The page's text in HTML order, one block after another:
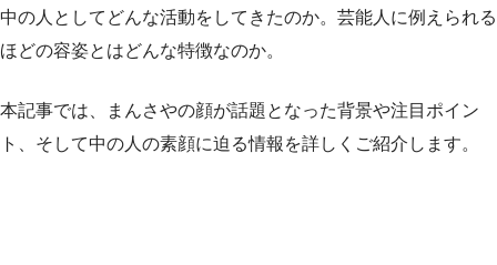
中の人としてどんな活動をしてきたのか。芸能人に例えられる
ほどの容姿とはどんな特徴なのか。
本記事では、まんさやの顔が話題となった背景や注目ポイン
ト、そして中の人の素顔に迫る情報を詳しくご紹介します。